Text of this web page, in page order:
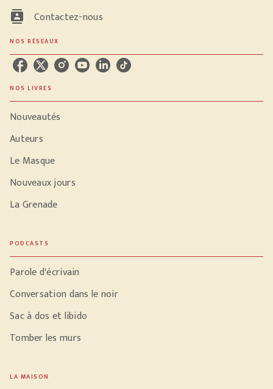
contacts Contactez-nous
NOS RÉSEAUX
NOS LIVRES
Nouveautés
Auteurs
Le Masque
Nouveaux jours
La Grenade
PODCASTS
Parole d'écrivain
Conversation dans le noir
Sac à dos et libido
Tomber les murs
LA MAISON